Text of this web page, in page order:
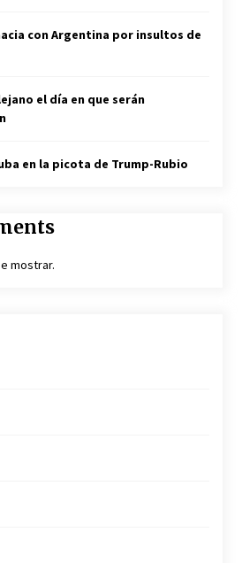
con Argentina por insultos de
el día en que serán
en la picota de Trump-Rubio
mostrar.